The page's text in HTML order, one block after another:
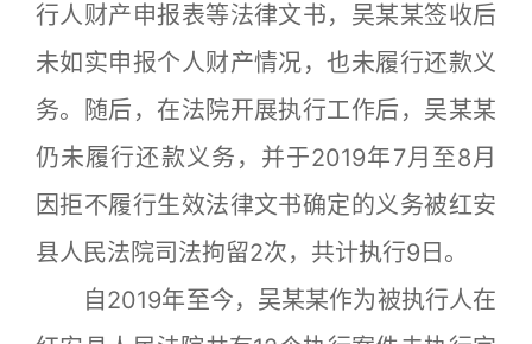
行人财产申报表等法律文书，吴某某签收后
未如实申报个人财产情况，也未履行还款义
务。随后，在法院开展执行工作后，吴某某
仍未履行还款义务，并于2019年7月至8月
因拒不履行生效法律文书确定的义务被红安
县人民法院司法拘留2次，共计执行9日。
自2019年至今，吴某某作为被执行人在